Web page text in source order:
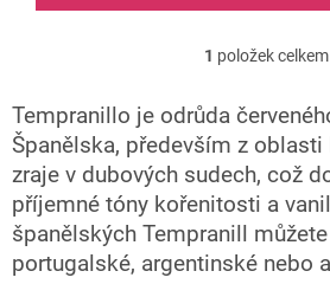
O
l
á
d
a
c
í
p
r
1 položek celkem
Tempranillo je odrůda
Španělska, především z oblasti
zraje v dubových sudech, což
příjemné tóny kořenitosti a
španělských Tempranill
portugalské, argentinské nebo